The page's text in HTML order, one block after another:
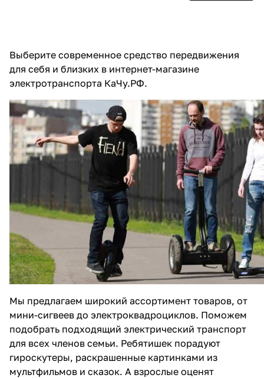
Выберите современное средство передвижения
для себя и близких в интернет-магазине
электротранспорта КаЧу.РФ.
Мы предлагаем широкий ассортимент товаров, от
мини-сигвеев до электроквадроциклов. Поможем
подобрать подходящий электрический транспорт
для всех членов семьи. Ребятишек порадуют
гироскутеры, раскрашенные картинками из
мультфильмов и сказок. А взрослые оценят